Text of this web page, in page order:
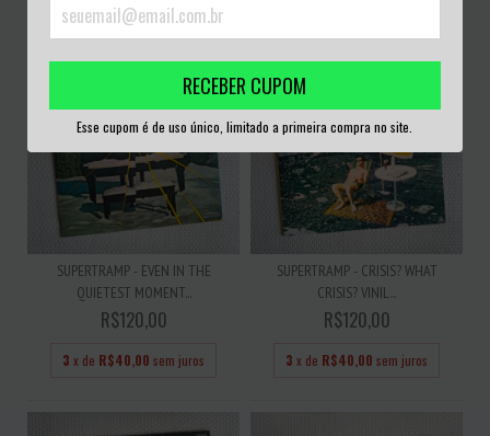
RECEBER CUPOM
Esse cupom é de uso único, limitado a primeira compra no site.
SUPERTRAMP - EVEN IN THE
QUIETEST MOMENT...
R$120,00
3 x de R$40,00 sem juros
SUPERTRAMP - CRISIS? WHAT
CRISIS? VINIL...
R$120,00
3 x de R$40,00 sem juros